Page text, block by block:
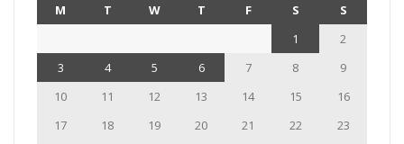
M T W T F S
S
1
2
3
4 5 6 7 8
9
10
11 12 13 14 15
16
17
18 19 20 21 22
23